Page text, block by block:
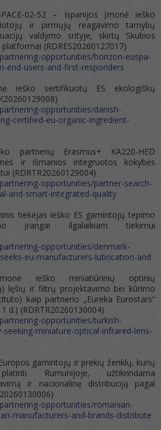
SPACE-02-52 – Ispanijos įmonė ieško
ir pirmųjų reagavimo tarnybų
valdymo srityje, skirtų Skubios
(RDRES20260127017)
opportunities/horizon-euspa-
end-users-and-first-responders
ieško sertifikuotų ES ekologiškų
opportunities/danish-
certified-eu-organic-ingredient-
partnerių Erasmus+ KA220-HED
ir išmanios integruotos kokybės
(RDRTR20260129004)
opportunities/partner-search-
and-smart-integrated-quality
tiekėjas ieško ES gamintojų tepimo
įrangai ilgalaikiam tiekimui
opportunities/denmark-
eu-manufacturers-lubrication-and
ieško miniatiūrinių optinių
lęšių ir filtrų projektavimo bei kūrimo
kaip partnerio „Eureka Eurostars“
d.) (RDRTR20260130004)
opportunities/turkish-
miniature-optical-infrared-lens-
gamintojų ir prekių ženklų, kurių
Rumunijoje, užtikrindama
ir nacionalinę distribuciją pagal
opportunities/romanian-
manufacturers-and-brands-distribute